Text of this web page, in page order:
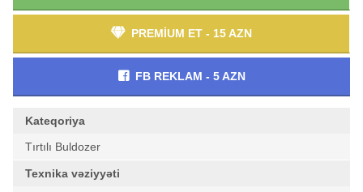
PREMİUM ET - 15 AZN
FB REKLAM - 5 AZN
Kateqoriya
Tırtılı Buldozer
Texnika vəziyyəti